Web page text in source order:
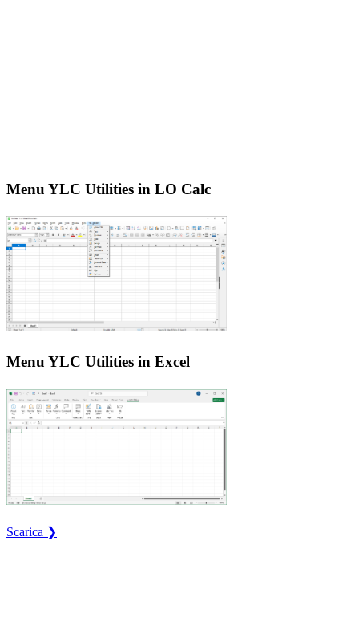
Menu YLC Utilities in LO Calc
Menu YLC Utilities in Excel
Scarica ❯